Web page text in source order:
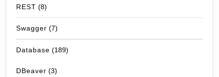
REST (8)
Swagger (7)
Database (189)
DBeaver (3)